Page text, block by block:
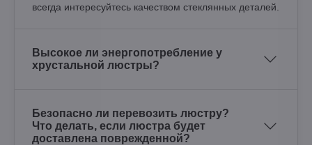
всегда интересуйтесь качеством стеклянных деталей.
Высокое ли энергопотребление у
хрустальной люстры?
Безопасно ли перевозить люстру?
Что делать, если люстра будет
доставлена поврежденной?